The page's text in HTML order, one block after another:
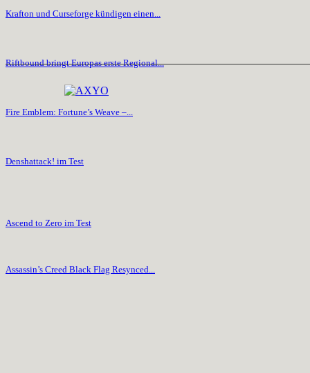
Krafton und Curseforge kündigen einen...
Riftbound bringt Europas erste Regional...
Fire Emblem: Fortune’s Weave –...
Denshattack! im Test
Ascend to Zero im Test
Assassin’s Creed Black Flag Resynced...